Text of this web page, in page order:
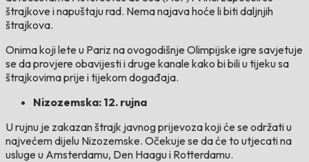
štrajkove i napuštaju rad. Nema najava hoće li biti daljnjih
štrajkova.
Onima koji lete u Pariz na ovogodišnje Olimpijske igre savjetuje
se da provjere obavijesti i druge kanale kako bi bili u tijeku sa
štrajkovima prije i tijekom događaja.
Nizozemska: 12. rujna
U rujnu je zakazan štrajk javnog prijevoza koji će se održati u
najvećem dijelu Nizozemske. Očekuje se da će to utjecati na
usluge u Amsterdamu, Den Haagu i Rotterdamu.